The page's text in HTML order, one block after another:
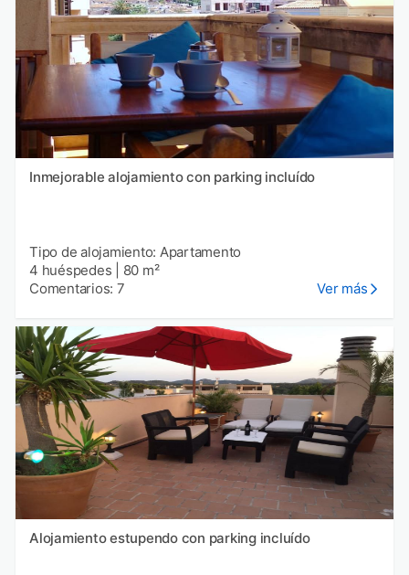
Inmejorable alojamiento con parking incluído
Tipo de alojamiento: Apartamento
4 huéspedes
80 m²
Comentarios: 7
Ver más
Alojamiento estupendo con parking incluído